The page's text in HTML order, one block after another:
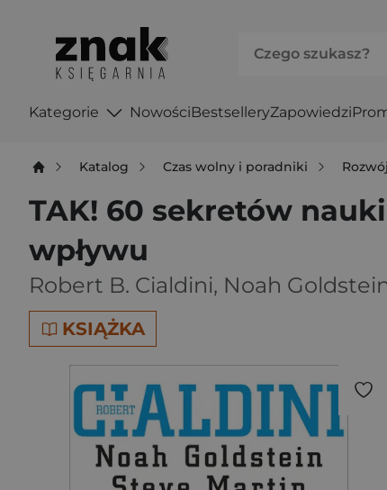
Kategorie NowościBestselleryZapowiedzi
Katalog Czas wolny i poradniki
TAK! 60 sekretów
wpływu
Robert B. Cialdini, Noah
KSIĄŻKA